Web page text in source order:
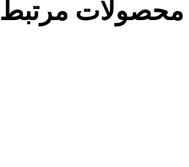
محصولات مرتبط